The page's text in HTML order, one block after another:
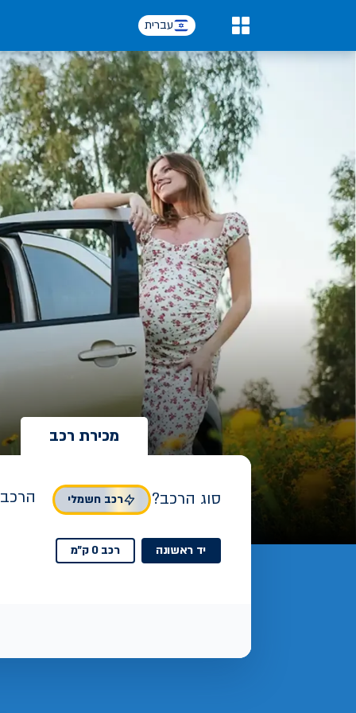
עברית
מכירת רכב
סוג הרכב? רכב חשמלי
יד ראשונה רכב 0 ק"מ